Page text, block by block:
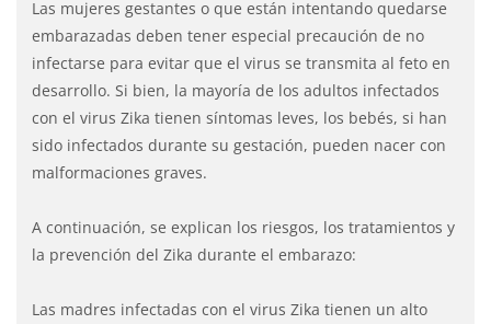
Las mujeres gestantes o que están intentando quedarse
embarazadas deben tener especial precaución de no
infectarse para evitar que el virus se transmita al feto en
desarrollo. Si bien, la mayoría de los adultos infectados
con el virus Zika tienen síntomas leves, los bebés, si han
sido infectados durante su gestación, pueden nacer con
malformaciones graves.
A continuación, se explican los riesgos, los tratamientos y
la prevención del Zika durante el embarazo:
Las madres infectadas con el virus Zika tienen un alto